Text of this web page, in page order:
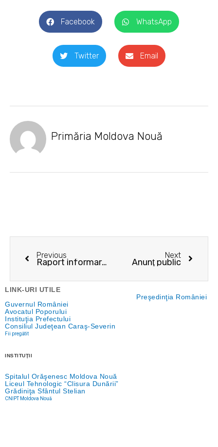
Facebook WhatsApp
Twitter Email
Primăria Moldova Nouă
Prev
Previous
Raport informare şi consultare publică PUZ
Next
Anunţ public
Next
LINK-URI UTILE
Preşedinţia României
Guvernul României
Avocatul Poporului
Instituţia Prefectului
Consiliul Judeţean Caraş-Severin
Fii pregătit
INSTITUŢII
Spitalul Orăşenesc Moldova Nouă
Liceul Tehnologic “Clisura Dunării”
Grădiniţa Sfântul Stelian
CNIPT Moldova Nouă